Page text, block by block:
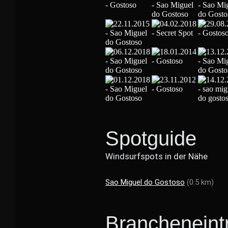
Spotguide
Windsurfspots in der Nähe
Sao Miguel do Gostoso (0.5 km)